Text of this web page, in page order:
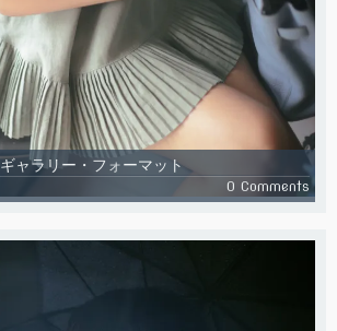
ギャラリー・フォーマット
0 Comments